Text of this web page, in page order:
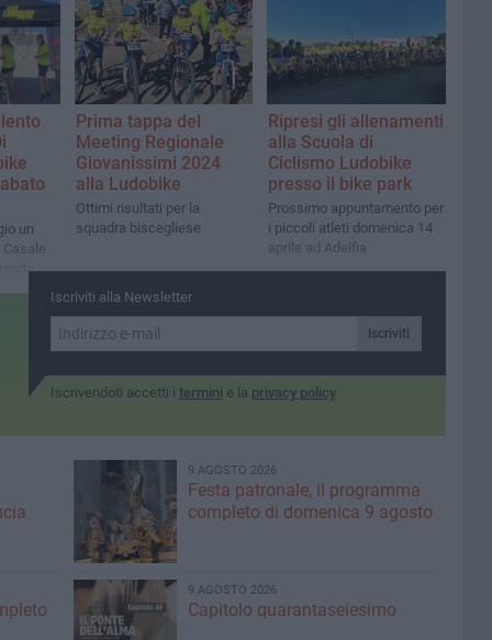
un
Prima tappa del
Meeting Regionale
Giovanissimi 2024
alla Ludobike
Ottimi risultati per la
squadra biscegliese
Ripresi gli allenamenti
alla Scuola di
Ciclismo Ludobike
presso il bike park
Prossimo appuntamento per
i piccoli atleti domenica 14
aprile ad Adelfia
Iscriviti alla Newsletter
Iscriviti
Iscrivendoti accetti i termini e la privacy policy
9 AGOSTO 2026
Festa patronale, il programma
completo di domenica 9 agosto
9 AGOSTO 2026
Capitolo quarantaseiesimo